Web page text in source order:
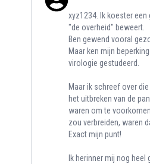
xyz1234. Ik koester
"de overheid" beweert.
Ben gewend vooral
Maar ken mijn
virologie gestudeerd.
Maar ik schreef over
het uitbreken van de
waren om te
zou verbreiden, waren
Exact mijn punt!
Ik herinner mij nog